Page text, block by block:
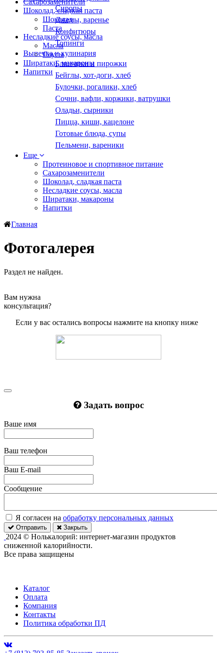
Сахарозаменители
Шоколад, сладкая паста
Шоколад
Паста
Несладкие соусы, масла
Масла
Соусы
Ширатаки, макароны
Напитки
Сиропы
Джемы, варенье
Конфитюры
Топинги
Выпечка и кулинария
Блинчики и пирожки
Бейглы, хот-доги, хлеб
Булочки, рогалики, хлеб
Сочни, вафли, коржики, ватрушки
Оладьи, сырники
Пицца, киши, кацелоне
Готовые блюда, супы
Пельмени, вареники
Еще
Протеиновое и спортивное питание
Сахарозаменители
Шоколад, сладкая паста
Несладкие соусы, масла
Ширатаки, макароны
Напитки
Главная
Фотогалерея
Раздел не найден.
Вам нужна
консультация?
Если у вас остались вопросы нажмите на кнопку ниже
Задать вопрос
Ваше имя
Ваш телефон
Ваш E-mail
Сообщение
Я согласен на обработку персональных данных
Отправить Закрыть
2024 © Нолькалорий: интернет-магазин продуктов
сниженной калорийности.
Все права защищены
Каталог
Оплата
Компания
Контакты
Политика обработки ПД